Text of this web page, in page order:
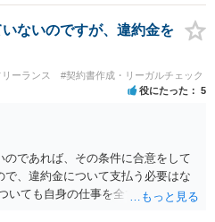
引委員会）６頁 https://www.jftc.g
siryou2.pdf
な質問に対応できるように、基本
けB社にいるよう努力はします。た
ずその条件を守れるとは限りません
の仕事もさせてもらうことになりま
その提案すら断られるようであれ
グナルと考えるべきでしょう。
ないのですが、違約金を
ーランス #契約書作成・リーガルチェック
役にたった 5
であれば、その条件に合意をして
、違約金について支払う必要はな
いても自身の仕事を全て処理してか